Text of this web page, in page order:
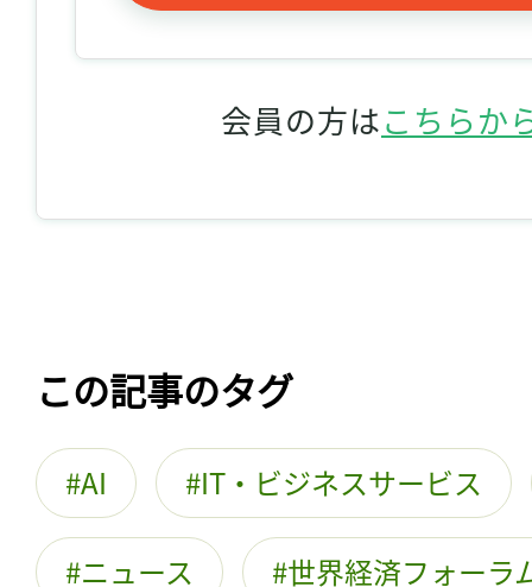
会員の方はこちらか
この記事のタグ
AI IT・ビジネスサービス
ニュース 世界経済フォーラ